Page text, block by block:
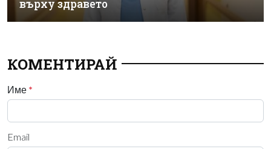
върху здравето
КОМЕНТИРАЙ
Име *
Email